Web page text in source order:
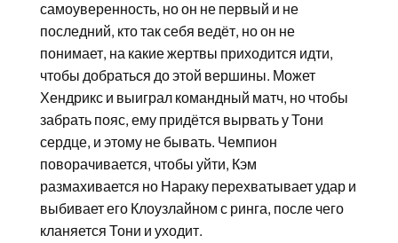
самоуверенность, но он не первый и не
последний, кто так себя ведёт, но он не
понимает, на какие жертвы приходится идти,
чтобы добраться до этой вершины. Может
Хендрикс и выиграл командный матч, но чтобы
забрать пояс, ему придётся вырвать у Тони
сердце, и этому не бывать. Чемпион
поворачивается, чтобы уйти, Кэм
размахивается но Нараку перехватывает удар и
выбивает его Клоузлайном с ринга, после чего
кланяется Тони и уходит.